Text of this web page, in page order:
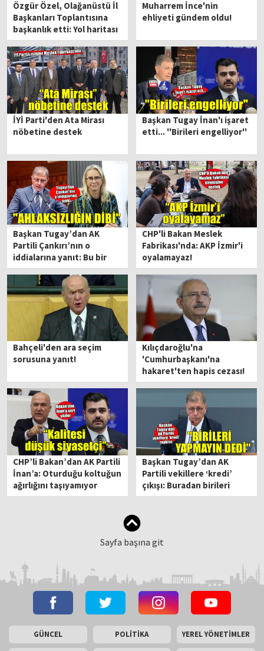
Özgür Özel, Olağanüstü İl
Başkanları Toplantısına
başkanlık etti: Yol haritası
belirlenecek
Muharrem İnce'nin
ehliyeti gündem oldu!
İYİ Parti'den Ata Mirası
nöbetine destek
Başkan Tugay İnan'ı işaret
etti... ''Birileri engelliyor''
Başkan Tugay’dan AK
Partili Çankırı’nın o
iddialarına yanıt: Bu bir
siyasi komplodur!
CHP'li Bakan Meslek
Fabrikası'nda: AKP İzmir'i
oyalamayaz!
Bahçeli'den ara seçim
sorusuna yanıt!
Kılıçdaroğlu'na
'Cumhurbaşkanı'na
hakaret'ten hapis cezası!
CHP’li Bakan’dan AK Partili
İnan’a: Oturduğu koltuğun
ağırlığını taşıyamıyor
Başkan Tugay’dan AK
Partili vekillere ‘kredi’
çıkışı: Buradan birileri
arayıp ‘Yapmayın’ dedi!
Sayfa başına git
GÜNCEL POLİTİKA YEREL YÖNETİMLER